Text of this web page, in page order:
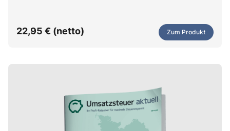
22,95 € (netto) Zum Produkt